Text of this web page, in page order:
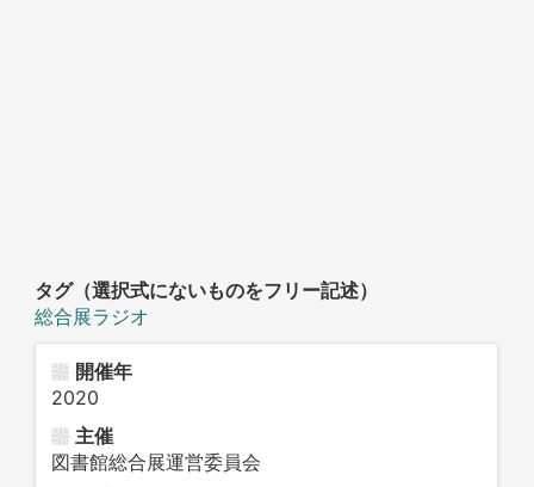
タグ（選択式にないものをフリー記述）
総合展ラジオ
開催年
2020
主催
図書館総合展運営委員会